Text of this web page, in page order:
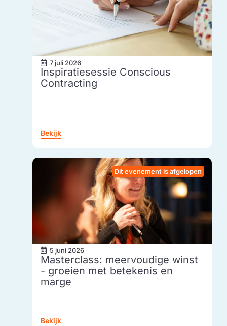
7 juli 2026
Inspiratiesessie Conscious
Contracting
Bekijk
Dit evenement is afgelopen
5 juni 2026
Masterclass: meervoudige winst
- groeien met betekenis en
marge
Bekijk